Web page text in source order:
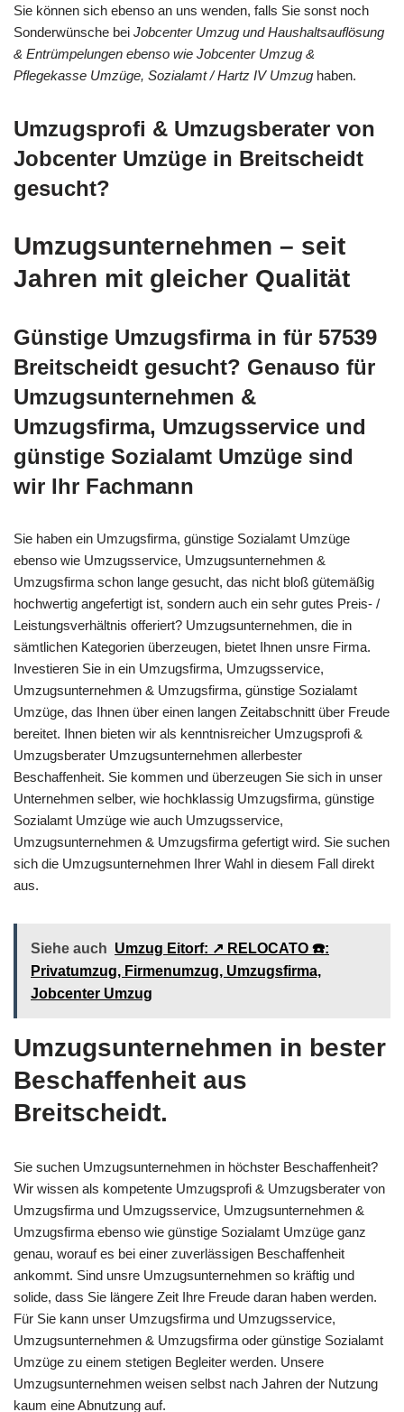
Sie können sich ebenso an uns wenden, falls Sie sonst noch
Sonderwünsche bei Jobcenter Umzug und Haushaltsauflösung
& Entrümpelungen ebenso wie Jobcenter Umzug &
Pflegekasse Umzüge, Sozialamt / Hartz IV Umzug haben.
Umzugsprofi & Umzugsberater von
Jobcenter Umzüge in Breitscheidt
gesucht?
Umzugsunternehmen – seit
Jahren mit gleicher Qualität
Günstige Umzugsfirma in für 57539
Breitscheidt gesucht? Genauso für
Umzugsunternehmen &
Umzugsfirma, Umzugsservice und
günstige Sozialamt Umzüge sind
wir Ihr Fachmann
Sie haben ein Umzugsfirma, günstige Sozialamt Umzüge
ebenso wie Umzugsservice, Umzugsunternehmen &
Umzugsfirma schon lange gesucht, das nicht bloß gütemäßig
hochwertig angefertigt ist, sondern auch ein sehr gutes Preis- /
Leistungsverhältnis offeriert? Umzugsunternehmen, die in
sämtlichen Kategorien überzeugen, bietet Ihnen unsre Firma.
Investieren Sie in ein Umzugsfirma, Umzugsservice,
Umzugsunternehmen & Umzugsfirma, günstige Sozialamt
Umzüge, das Ihnen über einen langen Zeitabschnitt über Freude
bereitet. Ihnen bieten wir als kenntnisreicher Umzugsprofi &
Umzugsberater Umzugsunternehmen allerbester
Beschaffenheit. Sie kommen und überzeugen Sie sich in unser
Unternehmen selber, wie hochklassig Umzugsfirma, günstige
Sozialamt Umzüge wie auch Umzugsservice,
Umzugsunternehmen & Umzugsfirma gefertigt wird. Sie suchen
sich die Umzugsunternehmen Ihrer Wahl in diesem Fall direkt
aus.
Siehe auch Umzug Eitorf: ↗️ RELOCATO ☎️:
Privatumzug, Firmenumzug, Umzugsfirma,
Jobcenter Umzug
Umzugsunternehmen in bester
Beschaffenheit aus
Breitscheidt.
Sie suchen Umzugsunternehmen in höchster Beschaffenheit?
Wir wissen als kompetente Umzugsprofi & Umzugsberater von
Umzugsfirma und Umzugsservice, Umzugsunternehmen &
Umzugsfirma ebenso wie günstige Sozialamt Umzüge ganz
genau, worauf es bei einer zuverlässigen Beschaffenheit
ankommt. Sind unsre Umzugsunternehmen so kräftig und
solide, dass Sie längere Zeit Ihre Freude daran haben werden.
Für Sie kann unser Umzugsfirma und Umzugsservice,
Umzugsunternehmen & Umzugsfirma oder günstige Sozialamt
Umzüge zu einem stetigen Begleiter werden. Unsere
Umzugsunternehmen weisen selbst nach Jahren der Nutzung
kaum eine Abnutzung auf.